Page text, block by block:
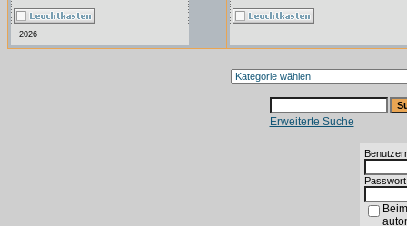
2026
Erweiterte Suche